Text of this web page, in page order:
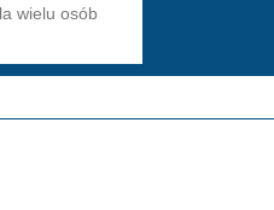
wielu osób